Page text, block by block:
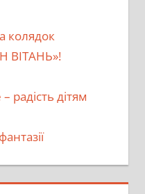
колядок
ВІТАНЬ»!
радість дітям